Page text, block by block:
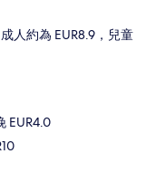
人約為 EUR8.9，兒童
EUR4.0